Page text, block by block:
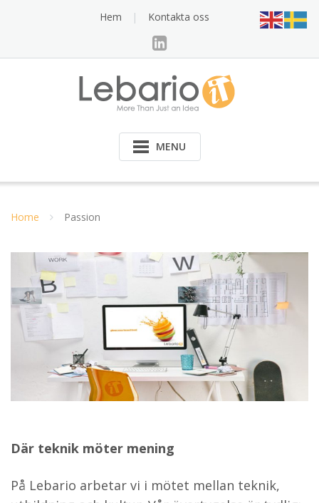
Hem Kontakta oss
MENU
Home Passion
Där teknik möter mening
På Lebario arbetar vi i mötet mellan teknik,